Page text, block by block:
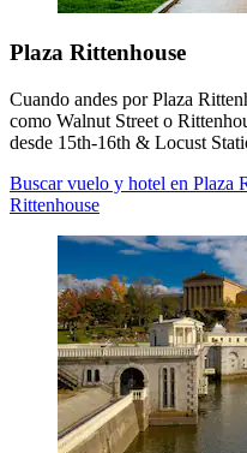
Plaza Rittenhouse
Cuando andes por Plaza
como Walnut Street o
desde 15th-16th & Locust
Buscar vuelo y hotel en Plaza
Rittenhouse